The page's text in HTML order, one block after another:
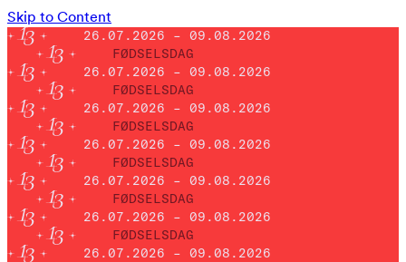
Skip to Content
26.07.2026 – 09.08.2026
FØDSELSDAG
26.07.2026 – 09.08.2026
FØDSELSDAG
26.07.2026 – 09.08.2026
FØDSELSDAG
26.07.2026 – 09.08.2026
FØDSELSDAG
26.07.2026 – 09.08.2026
FØDSELSDAG
26.07.2026 – 09.08.2026
FØDSELSDAG
26.07.2026 – 09.08.2026